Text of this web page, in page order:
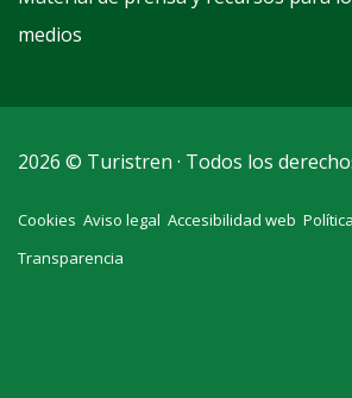
medios
2026 © Turistren · Todos los
Cookies Aviso legal Accesibilidad web
Transparencia